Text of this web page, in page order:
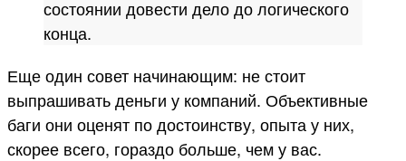
состоянии довести дело до логического
конца.
Еще один совет начинающим: не стоит
выпрашивать деньги у компаний. Объективные
баги они оценят по достоинству, опыта у них,
скорее всего, гораздо больше, чем у вас.